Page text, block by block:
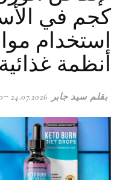
كجم في
استخدام
أنظمة
بقلم سيد جابر 24.07.2026